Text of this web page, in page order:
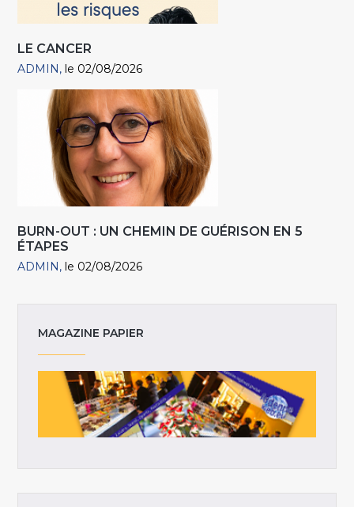
LE CANCER
ADMIN le 02/08/2026
BURN-OUT : UN CHEMIN DE GUÉRISON EN 5
ÉTAPES
ADMIN le 02/08/2026
MAGAZINE PAPIER